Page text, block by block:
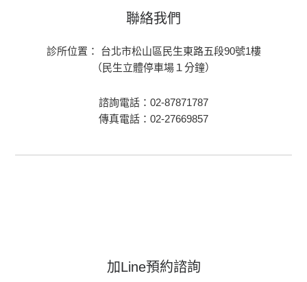
聯絡我們
診所位置： 台北市松山區民生東路五段90號1樓
（民生立體停車場１分鐘）
諮詢電話：02-87871787
傳真電話：02-27669857
加Line預約諮詢